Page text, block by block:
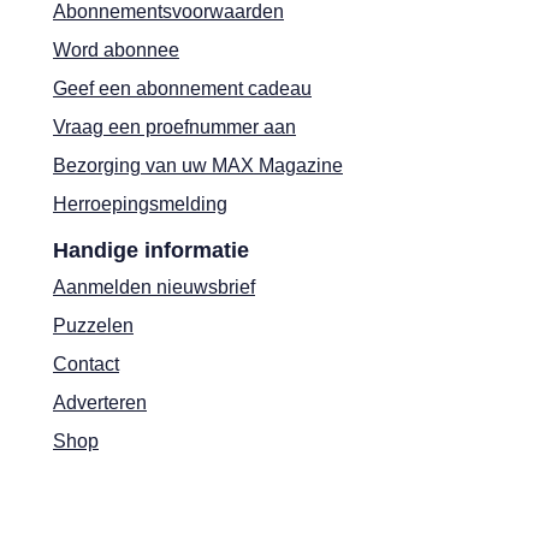
Abonnementsvoorwaarden
Word abonnee
Geef een abonnement cadeau
Vraag een proefnummer aan
Bezorging van uw MAX Magazine
Herroepingsmelding
Handige informatie
Aanmelden nieuwsbrief
Puzzelen
Contact
Adverteren
Shop